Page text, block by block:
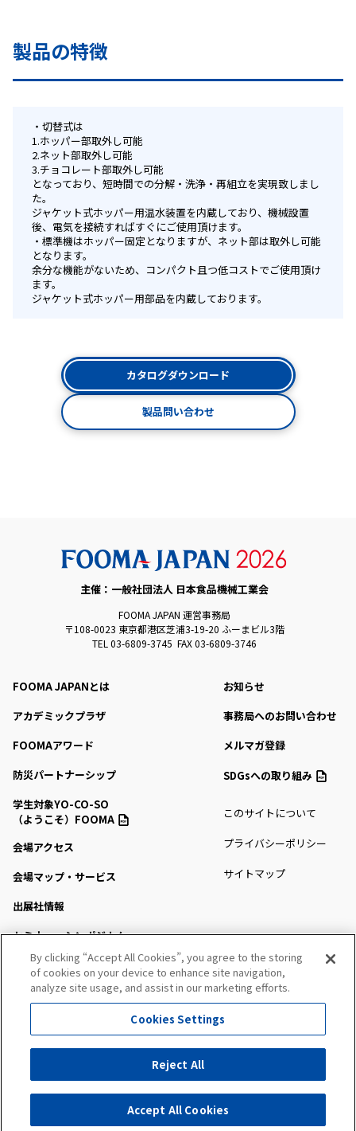
製品の特徴
切替式は
1.ホッパー部取外し可能
2.ネット部取外し可能
3.チョコレート部取外し可能
となっており、短時間での分解・洗浄・再組立を実現致しまし
た。
ジャケット式ホッパー用温水装置を内蔵しており、機械設置
後、電気を接続すればすぐにご使用頂けます。
標準機はホッパー固定となりますが、ネット部は取外し可能
となります。
余分な機能がないため、コンパクト且つ低コストでご使用頂け
ます。
ジャケット式ホッパー用部品を内蔵しております。
カタログダウンロード
製品問い合わせ
カタログダウンロード
製品問い合わせ
主催：一般社団法人 日本食品機械工業会
FOOMA JAPAN 運営事務局
〒108-0023 東京都港区芝浦3-19-20 ふーまビル3階
TEL 03-6809-3745 FAX 03-6809-3746
FOOMA JAPANとは
アカデミックプラザ
FOOMAアワード
防災パートナーシップ
学生対象YO-CO-SO
（ようこそ）FOOMA
会場アクセス
会場マップ・サービス
出展社情報
セミナー・シンポジウム
プレスルーム
お知らせ
事務局へのお問い合わせ
メルマガ登録
SDGsへの取り組み
このサイトについて
プライバシーポリシー
サイトマップ
All Right Reserved. Copyright (c) FOOMA JAPAN Secretariat
By clicking “Accept All Cookies”, you agree to the storing
of cookies on your device to enhance site navigation,
analyze site usage, and assist in our marketing efforts.
Cookies Settings
Reject All
Accept All Cookies